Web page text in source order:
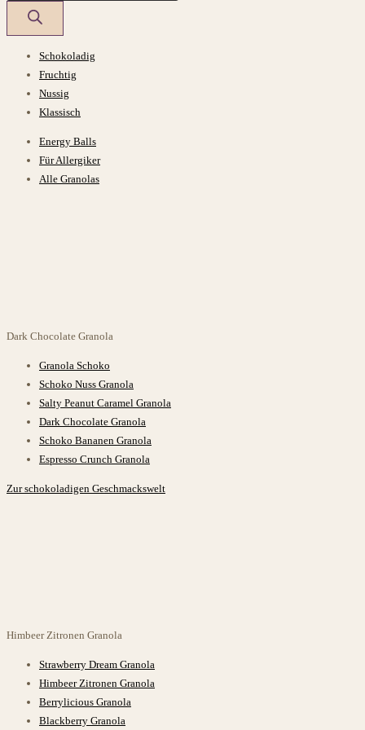
Schokoladig
Fruchtig
Nussig
Klassisch
Energy Balls
Für Allergiker
Alle Granolas
Dark Chocolate Granola
Granola Schoko
Schoko Nuss Granola
Salty Peanut Caramel Granola
Dark Chocolate Granola
Schoko Bananen Granola
Espresso Crunch Granola
Zur schokoladigen Geschmackswelt
Himbeer Zitronen Granola
Strawberry Dream Granola
Himbeer Zitronen Granola
Berrylicious Granola
Blackberry Granola